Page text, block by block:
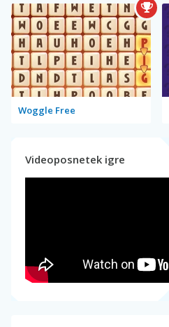
Woggle Free
Videoposnetek igre